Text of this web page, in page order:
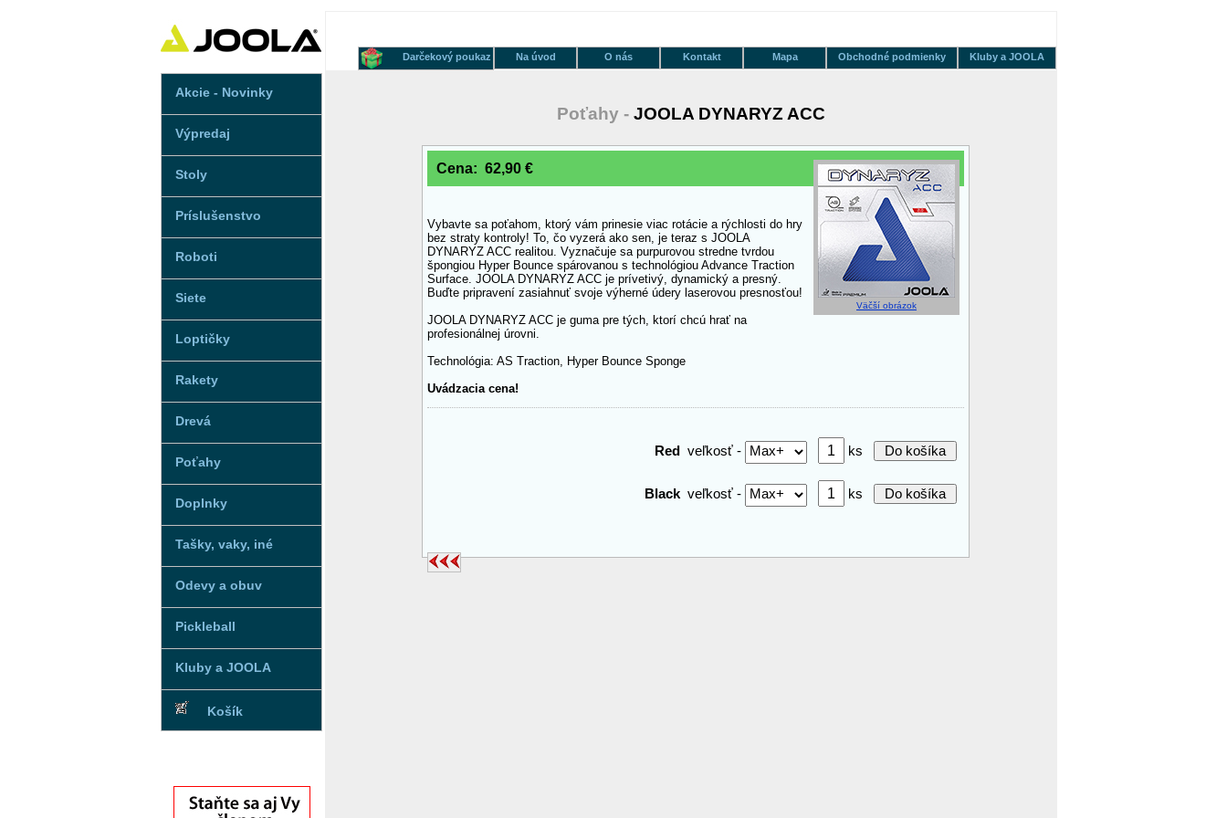
Akcie - Novinky
Výpredaj
Stoly
Príslušenstvo
Roboti
Siete
Loptičky
Rakety
Drevá
Poťahy
Doplnky
Tašky, vaky, iné
Odevy a obuv
Pickleball
Kluby a JOOLA
Košík
Kluby a JOOLA
Obchodné podmienky
Mapa
Kontakt
O nás
Na úvod
Darčekový poukaz
Poťahy - JOOLA DYNARYZ ACC
Väčší obrázok
Cena: 62,90 €
Vybavte sa poťahom, ktorý vám prinesie viac rotácie a rýchlosti do hry
bez straty kontroly! To, čo vyzerá ako sen, je teraz s JOOLA
DYNARYZ ACC realitou. Vyznačuje sa purpurovou stredne tvrdou
špongiou Hyper Bounce spárovanou s technológiou Advance Traction
Surface. JOOLA DYNARYZ ACC je prívetivý, dynamický a presný.
Buďte pripravení zasiahnuť svoje výherné údery laserovou presnosťou!
JOOLA DYNARYZ ACC je guma pre tých, ktorí chcú hrať na
profesionálnej úrovni.
Technológia: AS Traction, Hyper Bounce Sponge
Uvádzacia cena!
Red veľkosť - ks
Black veľkosť - ks